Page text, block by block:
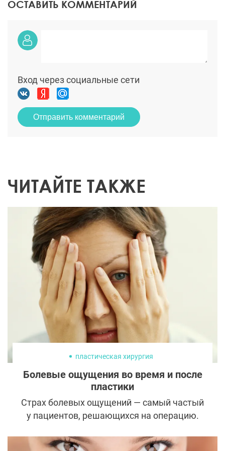
ОСТАВИТЬ КОММЕНТАРИЙ
Вход через социальные сети
Отправить комментарий
ЧИТАЙТЕ ТАКЖЕ
пластическая хирургия
Болевые ощущения во время и после
пластики
Страх болевых ощущений — самый частый
у пациентов, решающихся на операцию.
вмешательство, пластика сопряжена с